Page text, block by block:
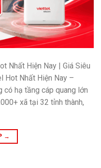
Nhất Hiện Nay | Giá Siêu
Hot Nhất Hiện Nay –
có hạ tầng cáp quang lớn
xã tại 32 tỉnh thành,
→